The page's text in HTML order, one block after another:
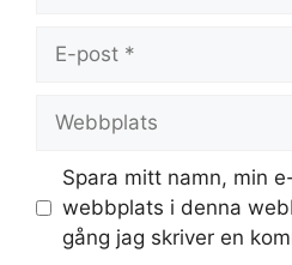
post
Spara mitt namn, min
webbplats i denna
gång jag skriver en